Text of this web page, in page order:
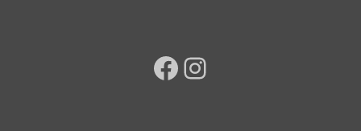
Facebook Instagram